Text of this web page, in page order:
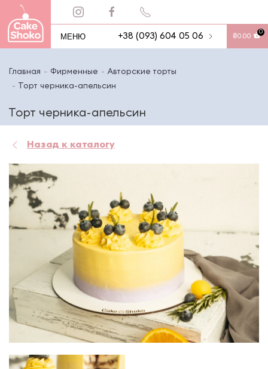
МЕНЮ +38 (093) 604 05 06 ₴0.00
0
Главная Фирменные
Авторские торты
Торт черника-апельсин
Торт черника-апельсин
Назад к каталогу